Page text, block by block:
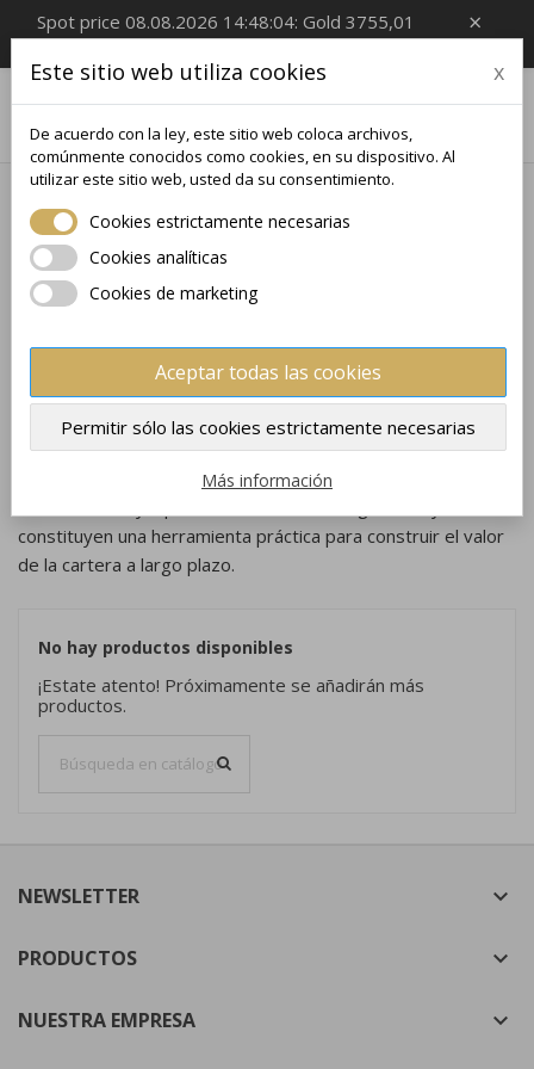
×
Spot price 08.08.2026 14:48:04: Gold 3755,01
EUR/Oz, Silver 54,99 EUR/Oz

COINBARS
Los lingotes-moneda (coinbars) representan una forma
innovadora y muy eficiente de invertir en metales preciosos.
de inversión clásico con el estatus legal de una moneda.
Como resultado, ofrece a los inversores no solo una relación
precio-peso favorable para el metal, sino también, en
muchos casos, un tratamiento fiscal más ventajoso. Gracias
a su forma estandarizada, los coinbars son fáciles de
constituyen una herramienta práctica para construir el valor
de la cartera a largo plazo.
No hay productos disponibles
¡Estate atento! Próximamente se añadirán más
productos.
NEWSLETTER 
PRODUCTOS 
NUESTRA EMPRESA 
Mis deseos
((modalTitle)) ×
Crear lista de deseos
Nombre de la lista de deseos
Cancelar Crear lista de deseos
Iniciar sesión ×
Debe iniciar sesión para guardar productos en su lista
Cancelar Iniciar sesión
Este sitio web utiliza cookies x
De acuerdo con la ley, este sitio web coloca archivos,
comúnmente conocidos como cookies, en su dispositivo. Al
utilizar este sitio web, usted da su consentimiento.
Cookies estrictamente necesarias
Cookies analíticas
Cookies de marketing
Aceptar todas las cookies
Permitir sólo las cookies estrictamente necesarias
Más información